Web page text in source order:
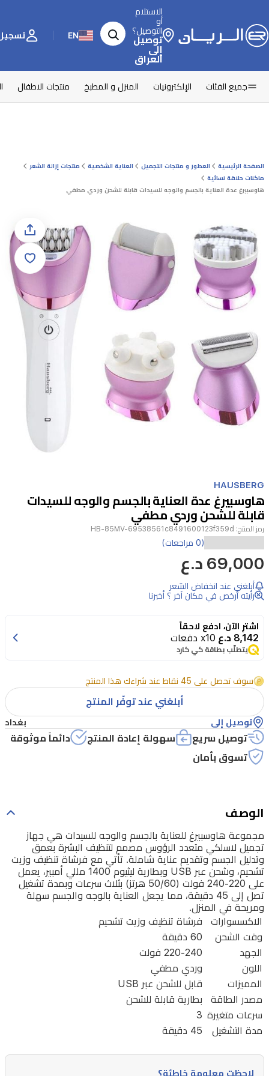
الاستلام
أو
التوصيل؟
توصيل
إلى
العراق
EN تسجيل
جميع الفئات الإلكترونيات المنزل و المطبخ منتجات الاطفال
الصفحة الرئيسية العطور و منتجات التجميل العناية الشخصية
منتجات إزالة الشعر
ماكنات حلاقة نسائية
هاوسبيرغ عدة العناية بالجسم والوجه للسيدات قابلة للشحن وردي مطفي
1
of
1
HAUSBERG
هاوسبيرغ عدة العناية بالجسم والوجه للسيدات
قابلة للشحن وردي مطفي
رمز المنتج: HB-85MV-69538561c8491600123f359d
هاوسبيرغ
للعناية
بالجسم
للسيدات
هي
تجميل
لاسلكي
متعدد
الرؤوس
مصمم
بعمق
الجسم
وتقديم
عناية
شاملة.
تأتي
مع
فرشاة
تنظيف
تشحيم،
وشحن
USB
(0 مراجعات)
69,000 د.ع
أبلغني عند انخفاض السّعر
رأيته أرخص في مكان آخر ؟ أخبرنا
اشترِ الآن، ادفع لاحقاً
8,142 د.ع x10 دفعات
يتطلّب بطاقة كي كارد
سوف تحصل على 45 نقاط عند شراءك هذا المنتج
أبلغني عند توفّر المنتج
توصيل إلى بغداد
توصيل سريع سهولة إعادة المنتج
دائماً موثوقة
تسوق بأمان
الوصف
مجموعة هاوسبيرغ للعناية بالجسم والوجه للسيدات هي جهاز
تجميل لاسلكي متعدد الرؤوس مصمم لتنظيف البشرة بعمق
وتدليل الجسم وتقديم عناية شاملة. تأتي مع فرشاة تنظيف وزيت
تشحيم، وشحن عبر USB وبطارية ليثيوم 1400 مللي أمبير، يعمل
على 220-240 فولت (50/60 هرتز) بثلاث سرعات وبمدة تشغيل
تصل إلى 45 دقيقة، مما يجعل العناية بالوجه والجسم سهلة
ومريحة في المنزل.
الاكسسوارات
فرشاة تنظيف وزيت تشحيم
وقت الشحن
60 دقيقة
الجهد
220-240 فولت
اللون
وردي مطفي
المميزات
قابل للشحن عبر USB
مصدر الطاقة
بطارية قابلة للشحن
سرعات متغيرة 3
مدة التشغيل
45 دقيقة
لاحظت معلومة خاطئة؟